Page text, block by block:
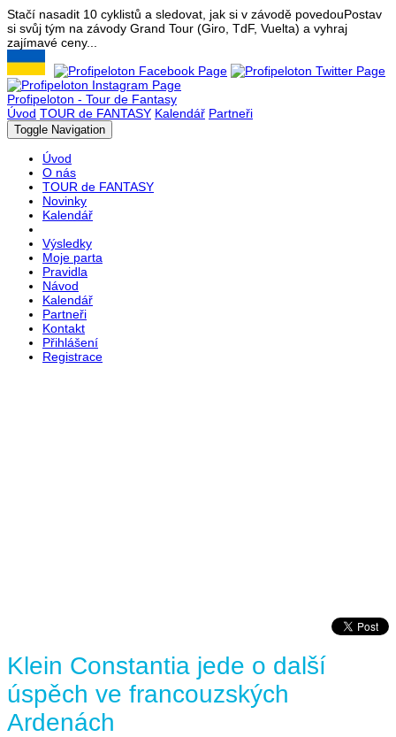
Stačí nasadit 10 cyklistů a sledovat, jak si v závodě povedouPostav
si svůj tým na závody Grand Tour (Giro, TdF, Vuelta) a vyhraj
zajímavé ceny...
Profipeloton - Tour de Fantasy
Úvod TOUR de FANTASY Kalendář Partneři
Toggle Navigation
Úvod
O nás
TOUR de FANTASY
Novinky
Kalendář
Výsledky
Moje parta
Pravidla
Návod
Kalendář
Partneři
Kontakt
Přihlášení
Registrace
Klein Constantia jede o další
úspěch ve francouzských
Ardenách